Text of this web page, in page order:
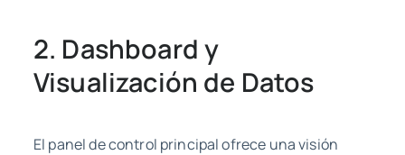
2. Dashboard y
Visualización de Datos
El panel de control principal ofrece una visión